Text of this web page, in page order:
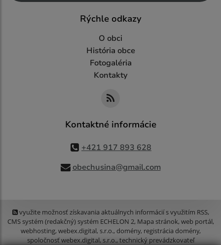
Rýchle odkazy
O obci
História obce
Fotogaléria
Kontakty
Kontaktné informácie
+421 917 893 628
obechusina@gmail.com
využite možnosť získavania aktuálnych informácií s využitím RSS,
CMS systém (redakčný) systém ECHELON 2, Mapa stránok, web portál,
webhosting, webex.digital, s.r.o., domény, registrácia domény,
spoločnosť webex.digital, s.r.o.,technický prevádzkovateľ